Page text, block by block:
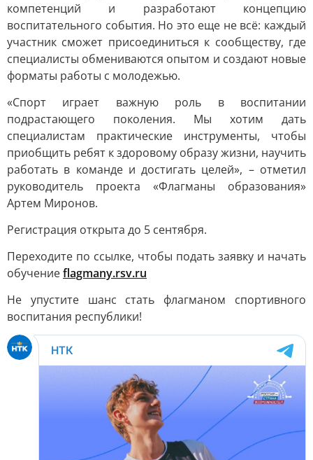
компетенций и разработают концепцию
воспитательного события. Но это еще не всё: каждый
участник сможет присоединиться к сообществу, где
специалисты обмениваются опытом и создают новые
форматы работы с молодежью.
«Спорт играет важную роль в воспитании
подрастающего поколения. Мы хотим дать
специалистам практические инструменты, чтобы
приобщить ребят к здоровому образу жизни, научить
работать в команде и достигать целей», – отметил
руководитель проекта «Флагманы образования»
Артем Миронов.
Регистрация открыта до 5 сентября.
Переходите по ссылке, чтобы подать заявку и начать
обучениеflagmany.rsv.ru
Не упустите шанс стать флагманом спортивного
воспитания республики!